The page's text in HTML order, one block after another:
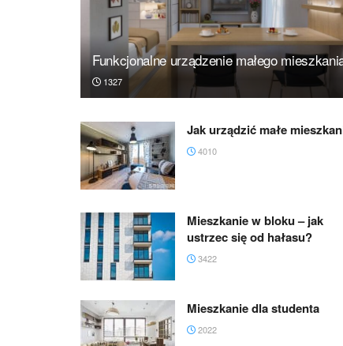
Funkcjonalne urządzenie małego
1327
Jak urządzić małe
4010
Mieszkanie w bloku – jak
ustrzec się od hałasu?
3422
Mieszkanie dla studenta
2022